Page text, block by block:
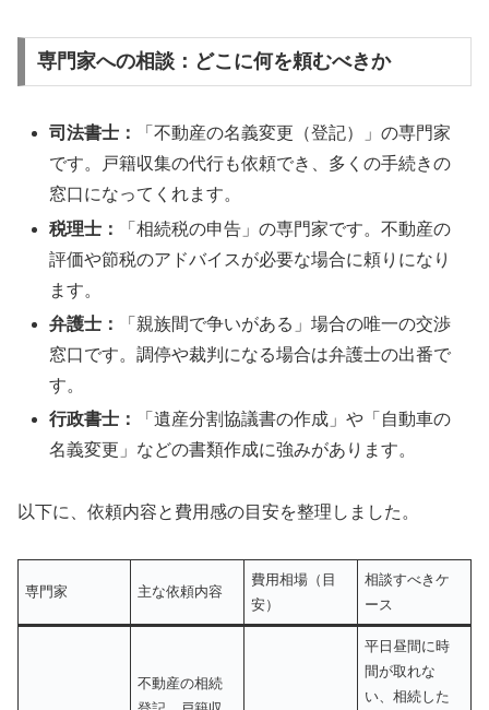
専門家への相談：どこに何を頼むべきか
司法書士：
「不動産の名義変更（登記）」の専門家
です。戸籍収集の代行も依頼でき、多くの手続きの
窓口になってくれます。
税理士：
「相続税の申告」の専門家です。不動産の
評価や節税のアドバイスが必要な場合に頼りになり
ます。
弁護士：
「親族間で争いがある」場合の唯一の交渉
窓口です。調停や裁判になる場合は弁護士の出番で
す。
行政書士：
「遺産分割協議書の作成」や「自動車の
名義変更」などの書類作成に強みがあります。
以下に、依頼内容と費用感の目安を整理しました。
専門家 主な依頼内容
費用相場（目
安）
相談すべきケ
ース
不動産の相続
平日昼間に時
間が取れな
い、相続した